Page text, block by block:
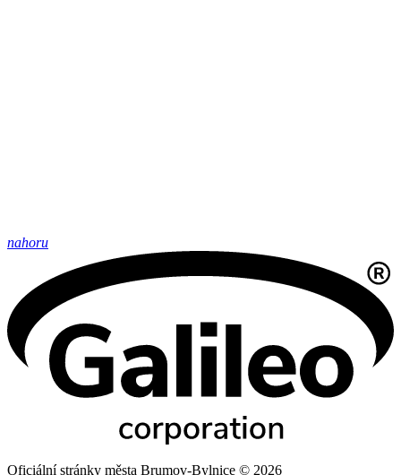
nahoru
Oficiální stránky města Brumov-Bylnice © 2026